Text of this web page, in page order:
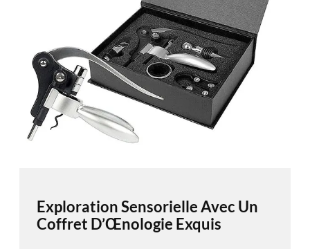
Exploration Sensorielle Avec Un
Coffret D’Œnologie Exquis